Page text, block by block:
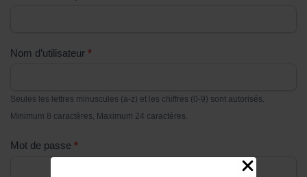
Nom d’utilisateur *
Seules les lettres minuscules (a-z) et les chiffres (0-9) sont autorisés.
Minimum 8 caractères, Maximum 24 caractères.
Mot de passe *